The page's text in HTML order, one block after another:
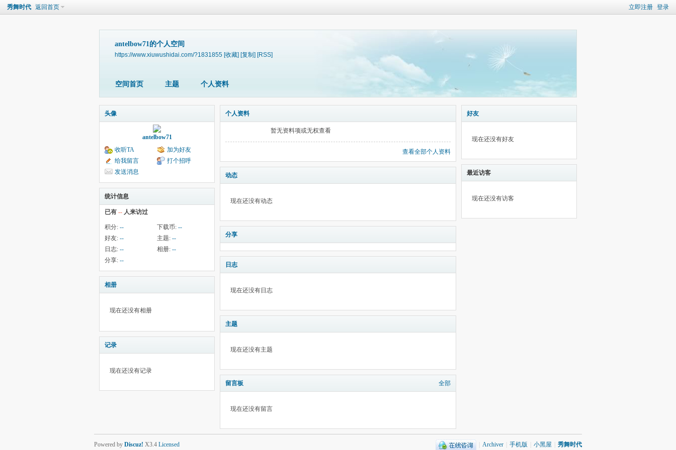
立即注册 登录
秀舞时代 返回首页
antelbow71的个人空间
https://www.xiuwushidai.com/?1831855 [收藏] [复制] [RSS]
空间首页 主题 个人资料
头像
antelbow71
收听TA
加为好友
给我留言
打个招呼
发送消息
统计信息
已有 -- 人来访过
积分: -- 下载币: --
好友: -- 主题: --
日志: -- 相册: --
分享: --
相册
现在还没有相册
记录
现在还没有记录
个人资料
暂无资料项或无权查看
查看全部个人资料
动态
现在还没有动态
分享
日志
现在还没有日志
主题
现在还没有主题
留言板 全部
现在还没有留言
好友
现在还没有好友
最近访客
现在还没有访客
Archiver 手机版 小黑屋 秀舞时代
Powered by Discuz! X3.4 Licensed